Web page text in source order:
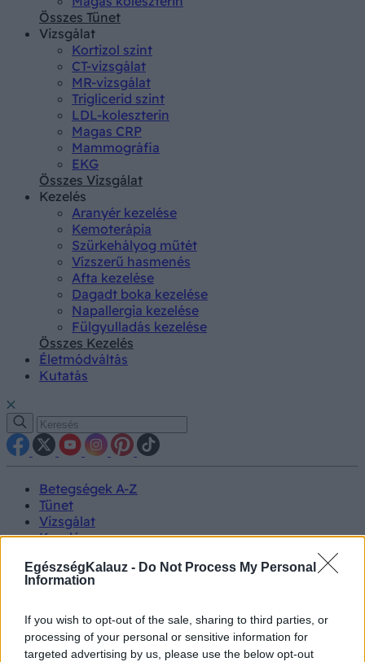
EgészségKalauz - Do Not Process My Personal
Information
If you wish to opt-out of the sale, sharing to third parties, or
processing of your personal or sensitive information for
targeted advertising by us, please use the below opt-out
Összes Tünet
Vizsgálat
Kortizol szint
CT-vizsgálat
MR-vizsgálat
Triglicerid szint
LDL-koleszterin
Magas CRP
Mammográfia
EKG
Összes Vizsgálat
Kezelés
Aranyér kezelése
Kemoterápia
Szürkehályog műtét
Vízszerű hasmenés
Afta kezelése
Dagadt boka kezelése
Napallergia kezelése
Fülgyulladás kezelése
Összes Kezelés
Életmódváltás
Kutatás
Betegségek A-Z
Tünet
Vizsgálat
Kezelés
Kutatás
Prevenció
Videók
Kisállatok egészsége